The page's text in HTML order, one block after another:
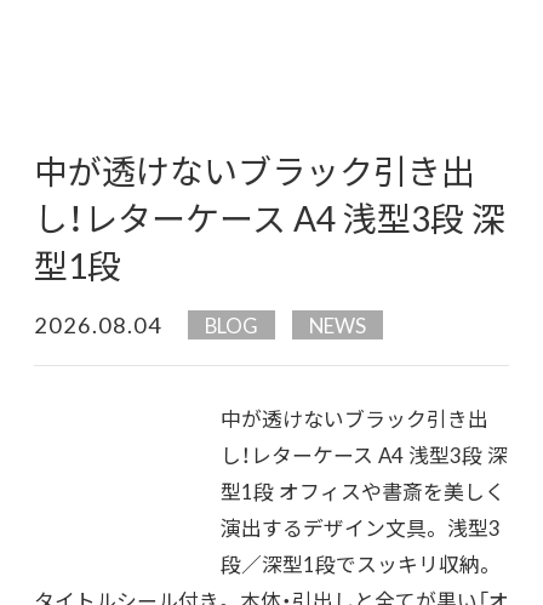
中が透けないブラック引き出
し！レターケース A4 浅型3段 深
型1段
2026.08.04 BLOG NEWS
中が透けないブラック引き出
し！レターケース A4 浅型3段 深
型1段 オフィスや書斎を美しく
演出するデザイン文具。 浅型3
段／深型1段でスッキリ収納。